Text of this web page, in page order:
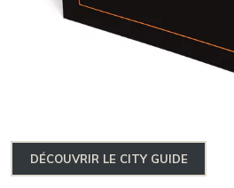
DÉCOUVRIR LE CITY GUIDE